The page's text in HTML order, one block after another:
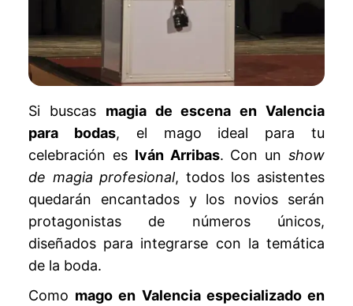
Si buscas magia de escena en Valencia
para bodas, el mago ideal para tu
celebración es Iván Arribas. Con unshow
de magia profesional, todos los asistentes
quedarán encantados y los novios serán
protagonistas de números únicos,
diseñados para integrarse con la temática
de la boda.
Como mago en Valencia especializado en